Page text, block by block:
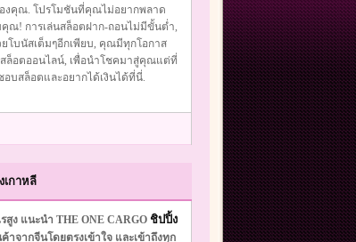
งคุณ. โปรโมชันที่คุณไม่อยากพลาด
คุณ! การเล่นสล็อตฝาก-ถอนไม่มีขั้นต่ำ,
โบนัสเต็มๆอีกเพียบ, คุณมีทุกโอกาส
ล็อตออนไลน์, เพื่อนำโชคมาสู่คุณแต่ที่
บสล็อตและอยากได้เงินได้ที่นี่.
เกาหลี
ง แนะนำ THE ONE CARGO ชิปปิ้ง
จากจีนโดยตรงเข้าใจ และเข้าถึงทุก